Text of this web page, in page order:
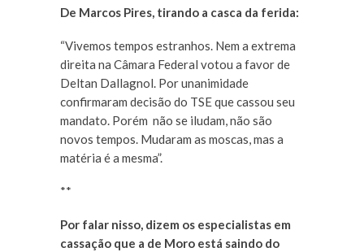
De Marcos Pires, tirando a casca da ferida:
“Vivemos tempos estranhos. Nem a extrema
direita na Câmara Federal votou a favor de
Deltan Dallagnol. Por unanimidade
confirmaram decisão do TSE que cassou seu
mandato. Porém não se iludam, não são
novos tempos. Mudaram as moscas, mas a
matéria é a mesma”.
**
Por falar nisso, dizem os especialistas em
cassação que a de Moro está saindo do